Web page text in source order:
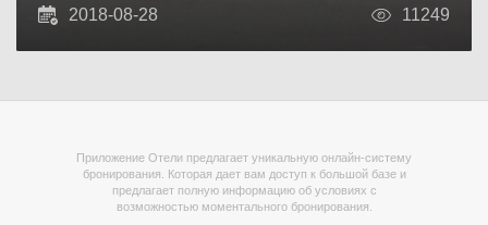
2018-08-28 11249
Приложение Отели предлагает уникальную онлайн-систему
бронирования. Которая дает вам доступ к большой базе и
предлагает полную информацию об условиях с
возможностью моментального бронирования.